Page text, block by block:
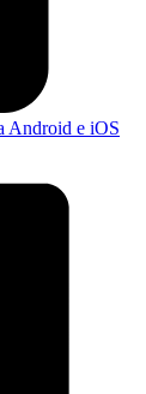
Android e iOS